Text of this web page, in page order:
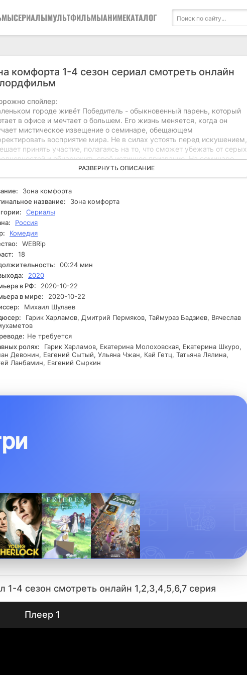
СЕРИАЛЫМУЛЬТФИЛЬМЫАНИМЕКАТАЛОГ
комфорта 1-4 сезон сериал смотреть онлайн
спойлер:
городе живёт Победитель - обыкновенный парень, который
в офисе и мечтает о большем. Его жизнь меняется, когда он
мистическое извещение о семинаре, обещающем
восприятие мира. Не в силах устоять перед искушением,
принять участие, полагаясь на то, что сможет убежать от серых
и обнаружить своё истинное призвание. На семинаре
сталкивается с непредвиденными трудностями: соучастники
открывать друг другу свои самые заповедные трепеты и
а обстановка становится всё более напряжённой. Трудности
и иногда в команде появляется человек, талантливый в том,
выявлять самые нездоровые секреты, вызывая недоумение и ставя
обычные представления о дружбе и доверии. Победитель
перед выбором: остаться в уютной зоне комфорта или
рискнуть ради возможности изменить свою жизнь.
РАЗВЕРНУТЬ ОПИСАНИЕ
Зона комфорта
название:
Зона комфорта
Сериалы
Россия
Комедия
WEBRip
18
00:24 мин
2020
в РФ:
2020-10-22
в мире:
2020-10-22
Михаил Шулаев
Гарик Харламов, Дмитрий Пермяков, Таймураз Бадзиев, Вячеслав
Не требуется
ролях:
Гарик Харламов, Екатерина Молоховская, Екатерина Шкуро,
Девонин, Евгений Сытый, Ульяна Чжан, Кай Гетц, Татьяна Лялина,
Ланбамин, Евгений Сыркин
1-4 сезон смотреть онлайн 1,2,3,4,5,6,7 серия
Плеер 1